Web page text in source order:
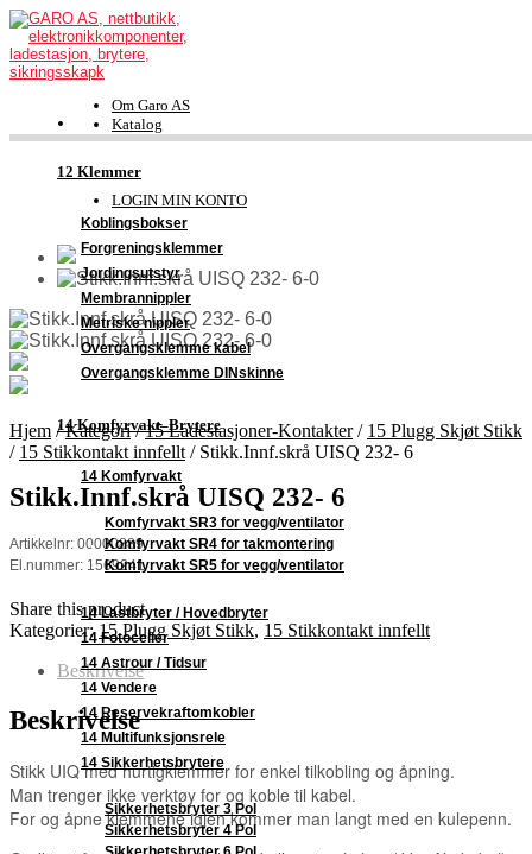
12 Klemmer
Koblingsbokser
Forgreningsklemmer
Jordingsutstyr
Membrannippler
Metriske nippler
Overgangsklemme kabel
Overgangsklemme DINskinne
14 Komfyrvakt–Brytere
14 Komfyrvakt
Komfyrvakt SR3 for vegg/ventilator
Komfyrvakt SR4 for takmontering
Komfyrvakt SR5 for vegg/ventilator
14 Lastbryter / Hovedbryter
14 Fotoceller
14 Astrour / Tidsur
14 Vendere
14 Reservekraftomkobler
14 Multifunksjonsrele
14 Sikkerhetsbrytere
Sikkerhetsbryter 3 Pol
Sikkerhetsbryter 4 Pol
Om Garo AS
Katalog
FDV-dokumentasjon
Support
LOGIN MIN KONTO
Hjem / Kategori / 15 Ladestasjoner-Kontakter / 15 Plugg Skjøt Stikk
/ 15 Stikkontakt innfellt /Stikk.Innf.skrå UISQ 232- 6
Stikk.Innf.skrå UISQ 232- 6
Artikkelnr: 00000889
El.nummer: 1569241
Share this product
Kategorier:15 Plugg Skjøt Stikk, 15 Stikkontakt innfellt
Beskrivelse
Beskrivelse
Stikk UIQ med hurtigklemmer for enkel tilkobling og åpning.
Man trenger ikke verktøy for og koble til kabel.
For og åpne klemmene igjen kommer man langt med en kulepenn.